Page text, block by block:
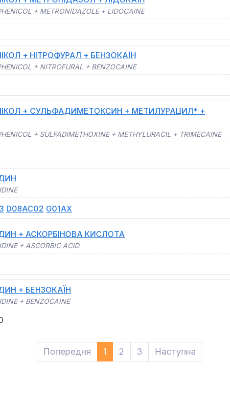
+ METRONIDAZOLE + LIDOCAINE
+ НІТРОФУРАЛ + БЕНЗОКАЇН
+ NITROFURAL + BENZOCAINE
+ СУЛЬФАДИМЕТОКСИН + МЕТИЛУРАЦИЛ* +
+ SULFADIMETHOXINE + METHYLURACIL + TRIMECAINE
D08AC02 G01AX
+ АСКОРБІНОВА КИСЛОТА
+ ASCORBIC ACID
+ БЕНЗОКАЇН
+ BENZOCAINE
Попередня 1 2 3 Наступна